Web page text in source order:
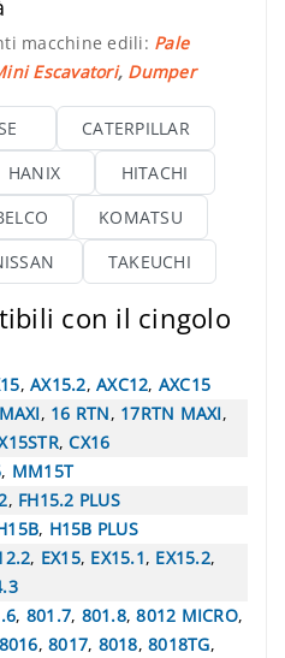
macchine edili: Pale
Escavatori, Dumper
CATERPILLAR
HANIX
HITACHI
KOMATSU
TAKEUCHI
con il cingolo
, AX15.2, AXC12, AXC15
, 16 RTN, 17RTN MAXI,
,CX16
, MM15T
, FH15.2 PLUS
, H15B PLUS
, EX15, EX15.1, EX15.2,
, 801.7, 801.8,8012 MICRO,
8016, 8017, 8018, 8018TG,